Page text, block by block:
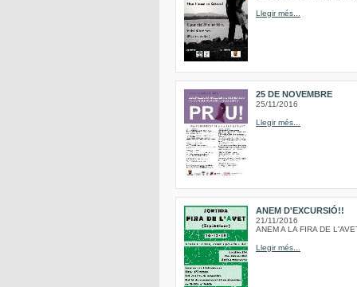
Llegir més...
25 DE NOVEMBRE
25/11/2016
Llegir més...
ANEM D'EXCURSIÓ!!
21/11/2016
ANEM A LA FIRA DE
Llegir més...